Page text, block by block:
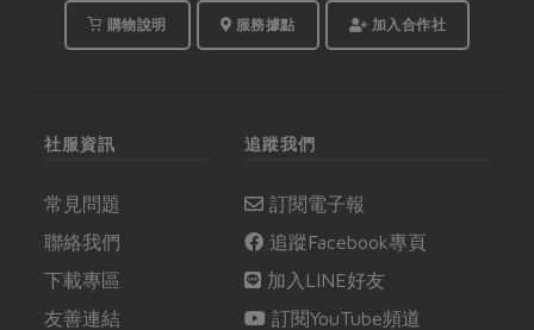
購物說明 服務據點 加入合作社
社服資訊
常見問題
聯絡我們
下載專區
友善連結
追蹤我們
訂閱電子報
追蹤Facebook專頁
加入LINE好友
訂閱YouTube頻道